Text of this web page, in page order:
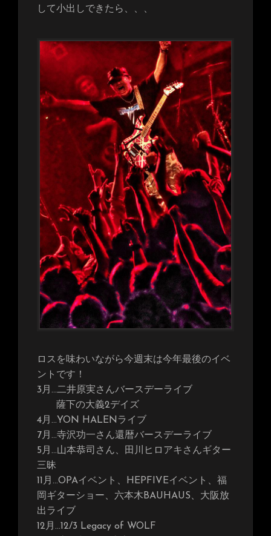
して小出しできたら、、、
ロスを味わいながら今週末は今年最後のイベ
ントです！
3月…二井原実さんバースデーライブ
薩下の大義2デイズ
4月…YON HALENライブ
7月…寺沢功一さん還暦バースデーライブ
5月…山本恭司さん、田川ヒロアキさんギター
三昧
11月…OPAイベント、HEPFIVEイベント、福
岡ギターショー、六本木BAUHAUS、大阪放
出ライブ
12月…12/3 Legacy of WOLF